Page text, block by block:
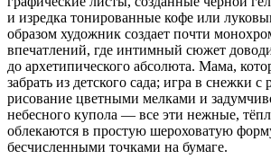
и изредка тонированные кофе или
образом художник создает почти
впечатлений, где интимный сюжет
до архетипического абсолюта. Мама,
забрать из детского сада; игра в снежки с
рисование цветными мелками и
небесного купола — все эти нежные,
облекаются в простую шероховатую
бесчисленными точками на бумаге.